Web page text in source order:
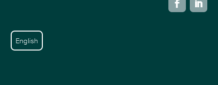
English